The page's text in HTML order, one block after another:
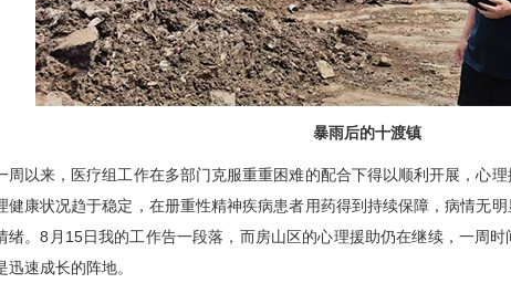
暴雨后的十渡镇
来，医疗组工作在多部门克服重重困难的配合下得以顺利开展，心理
健康状况趋于稳定，在册重性精神疾病患者用药得到持续保障，病情无
绪。8月15日我的工作告一段落，而房山区的心理援助仍在继续，一周时
迅速成长的阵地。